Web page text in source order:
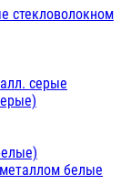
стекловолокном
серые
белые